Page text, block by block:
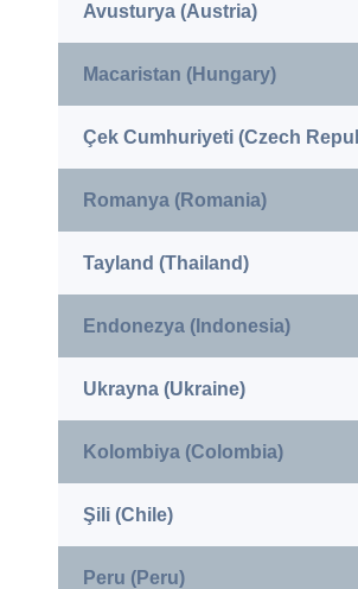
Avusturya (Austria)
Macaristan (Hungary)
Çek Cumhuriyeti (Czech
Romanya (Romania)
Tayland (Thailand)
Endonezya (Indonesia)
Ukrayna (Ukraine)
Kolombiya (Colombia)
Şili (Chile)
Peru (Peru)